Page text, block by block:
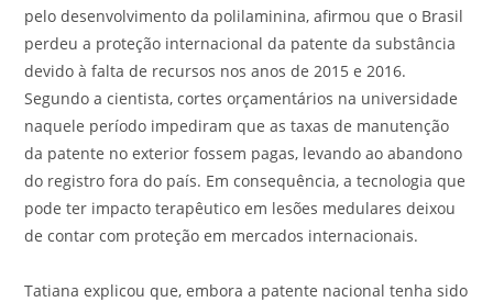
pelo desenvolvimento da polilaminina, afirmou que o Brasil
perdeu a proteção internacional da patente da substância
devido à falta de recursos nos anos de 2015 e 2016.
Segundo a cientista, cortes orçamentários na universidade
naquele período impediram que as taxas de manutenção
da patente no exterior fossem pagas, levando ao abandono
do registro fora do país. Em consequência, a tecnologia que
pode ter impacto terapêutico em lesões medulares deixou
de contar com proteção em mercados internacionais.
Tatiana explicou que, embora a patente nacional tenha sido